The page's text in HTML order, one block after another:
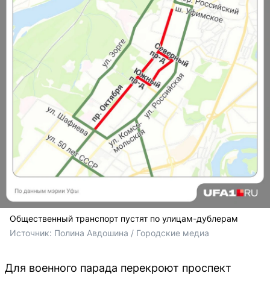
Общественный транспорт пустят по улицам-дублерам
Источник: Полина Авдошина / Городские медиа
Для военного парада перекроют проспект